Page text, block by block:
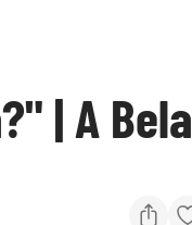
| A Bela